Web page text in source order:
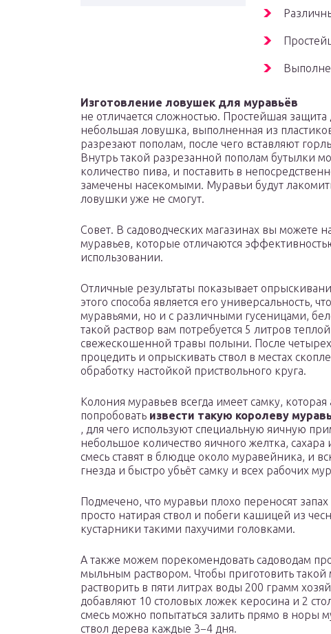
Изготовление ловушек для муравьёв
не отличается сложностью. Простейшая
небольшая ловушка, выполненная из
разрезают пополам, после чего вставляют
Внутрь такой разрезанной пополам бутылки
количество пива, и поставить в
замечены насекомыми. Муравьи будут
ловушки уже не смогут.
Совет. В садоводческих магазинах вы можете
муравьев, которые отличаются
использовании.
Отличные результаты показывает
этого способа является его универсальность,
муравьями, но и с различными гусеницами,
такой раствор вам потребуется 5 литров
свежескошенной травы полыни. После
процедить и опрыскивать ствол в местах
обработку настойкой приствольного круга.
Колония муравьев всегда имеет самку,
попробовать извести такую королеву
, для чего используют специальную яичную
небольшое количество яичного желтка,
смесь ставят в блюдце около муравейника, и
гнезда и быстро убьёт самку и всех рабочих
Подмечено, что муравьи плохо переносят
просто натирая ствол и побеги кашицей из
кустарники такими пахучими головками.
А также можем порекомендовать садоводам
мыльным раствором. Чтобы приготовить
растворить в пяти литрах воды 200 грамм
добавляют 10 столовых ложек керосина и 2
смесь можно попытаться залить прямо в норы
ствол дерева каждые 3−4 дня.